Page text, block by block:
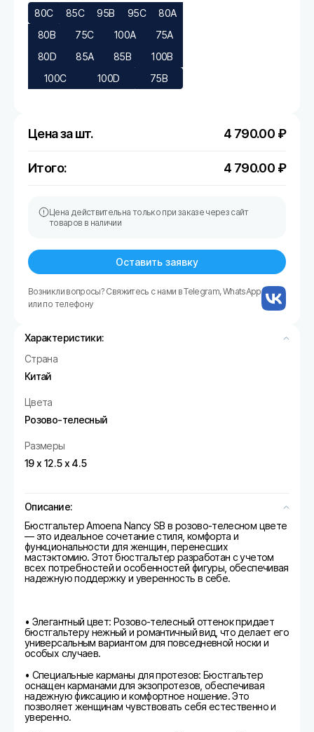
80C 85C 95B 95C
80A
80B
75C 100A
75A
80D
85A 85B
100B
100C
100D 75B
Цена за шт. 4 790.00 ₽
Итого: 4 790.00 ₽
Цена действительна только при заказе через сайт
товаров в наличии
Оставить заявку
Возникли вопросы? Свяжитесь с нами в Telegram, WhatsApp
или по телефону
Характеристики:
Страна
Китай
Цвета
Розово-телесный
Размеры
19 х 12.5 х 4.5
Описание:
Бюстгальтер Amoena Nancy SB в розово-телесном цвете
— это идеальное сочетание стиля, комфорта и
функциональности для женщин, перенесших
мастэктомию. Этот бюстгальтер разработан с учетом
всех потребностей и особенностей фигуры, обеспечивая
надежную поддержку и уверенность в себе.
• Элегантный цвет: Розово-телесный оттенок придает
бюстгальтеру нежный и романтичный вид, что делает его
универсальным вариантом для повседневной носки и
особых случаев.
• Специальные карманы для протезов: Бюстгальтер
оснащен карманами для экзопротезов, обеспечивая
надежную фиксацию и комфортное ношение. Это
позволяет женщинам чувствовать себя естественно и
уверенно.